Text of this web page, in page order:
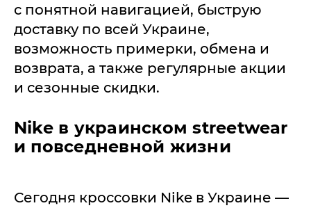
с понятной навигацией, быструю
доставку по всей Украине,
возможность примерки, обмена и
возврата, а также регулярные акции
и сезонные скидки.
Nike в украинском streetwear
и повседневной жизни
Сегодня кроссовки Nike в Украине —